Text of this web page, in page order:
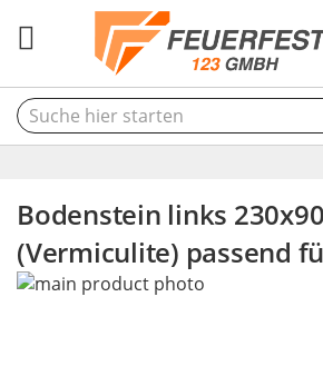
Bodenstein links
(Vermiculite) passend
Skip